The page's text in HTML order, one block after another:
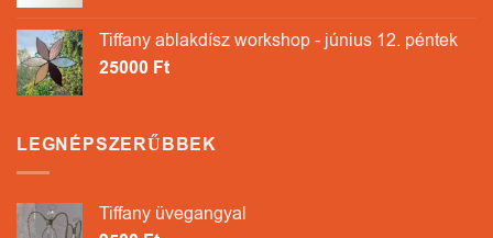
Tiffany ablakdísz workshop - június 12. péntek
25000 Ft
LEGNÉPSZERŰBBEK
Tiffany üvegangyal